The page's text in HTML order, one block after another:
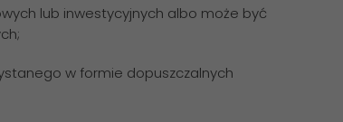
lub inwestycyjnych albo może być
w formie dopuszczalnych